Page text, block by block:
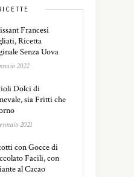
Francesi
Ricetta
Senza Uova
2022
Dolci di
sia Fritti che
2021
con Gocce di
Facili, con
al Cacao